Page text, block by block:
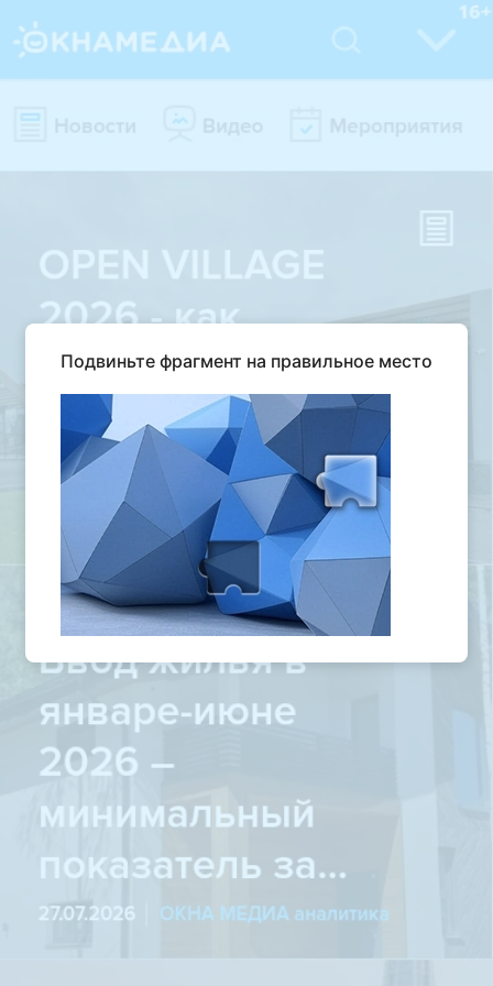
Подвиньте фрагмент на правильное место